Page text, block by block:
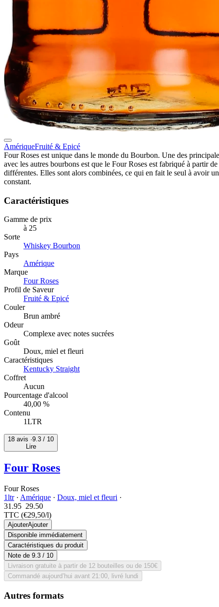
AmériqueFruité & Epicé
Four Roses est unique dans le monde du Bourbon. Une des
avec les autres bourbons est que le Four Roses est fabriqué à partir
différentes. Elles sont alors combinées, ce qui en fait le seul à avoir
constant.
Caractéristiques
Gamme de prix
à 25
Sorte
Whiskey Bourbon
Pays
Amérique
Marque
Four Roses
Profil de Saveur
Fruité & Epicé
Couler
Brun ambré
Odeur
Complexe avec notes sucrées
Goût
Doux, miel et fleuri
Caractéristiques
Kentucky Straight
Coffret
Aucun
Pourcentage d'alcool
40,00 %
Contenu
1LTR
18 avis ·9.3 / 10
Lire
Four Roses
Four Roses
1ltr· Amérique · Doux, miel et fleuri ·
31.95 29.50
TTC (€29,50/l)
AjouterAjouter
Disponible immédiatement
Caractéristiques du produit
Note de 9.3 / 10
Livraison gratuite à partir de 12 bouteilles ou de 150€
Commandé aujourd’hui avant 21:00, livré lundi
Autres formats